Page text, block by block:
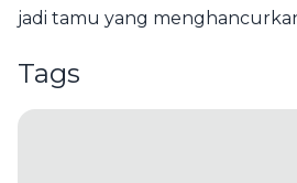
jadi tamu yang
Tags